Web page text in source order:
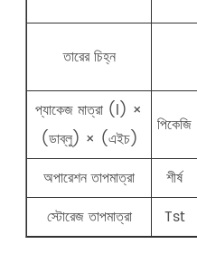
তারের চিহ্ন
প্যাকেজ মাত্রা (l) ×
(ডাব্লু) × (এইচ)
পিকেজি
অপারেশন তাপমাত্রা শীর্ষ
স্টোরেজ তাপমাত্রা
Tst